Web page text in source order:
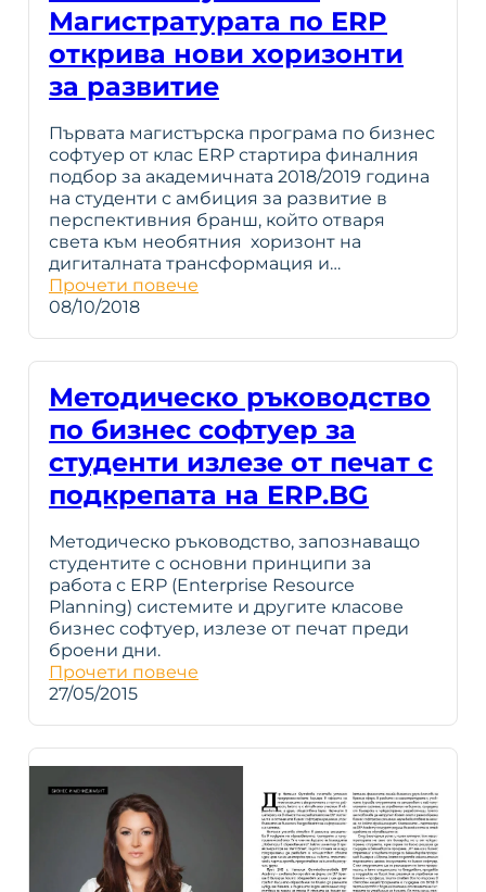
Магистратурата по ERP
открива нови хоризонти
за развитие
Първата магистърска програма по бизнес
софтуер от клас ERP стартира финалния
подбор за академичната 2018/2019 година
на студенти с амбиция за развитие в
перспективния бранш, който отваря
света към необятния хоризонт на
дигиталната трансформация и…
Прочети повече
08/10/2018
Методическо ръководство
по бизнес софтуер за
студенти излезе от печат с
подкрепата на ERP.BG
Методическо ръководство, запознаващо
студентите с основни принципи за
работа с ERP (Enterprise Resource
Planning) системите и другите класове
бизнес софтуер, излезе от печат преди
броени дни.
Прочети повече
27/05/2015